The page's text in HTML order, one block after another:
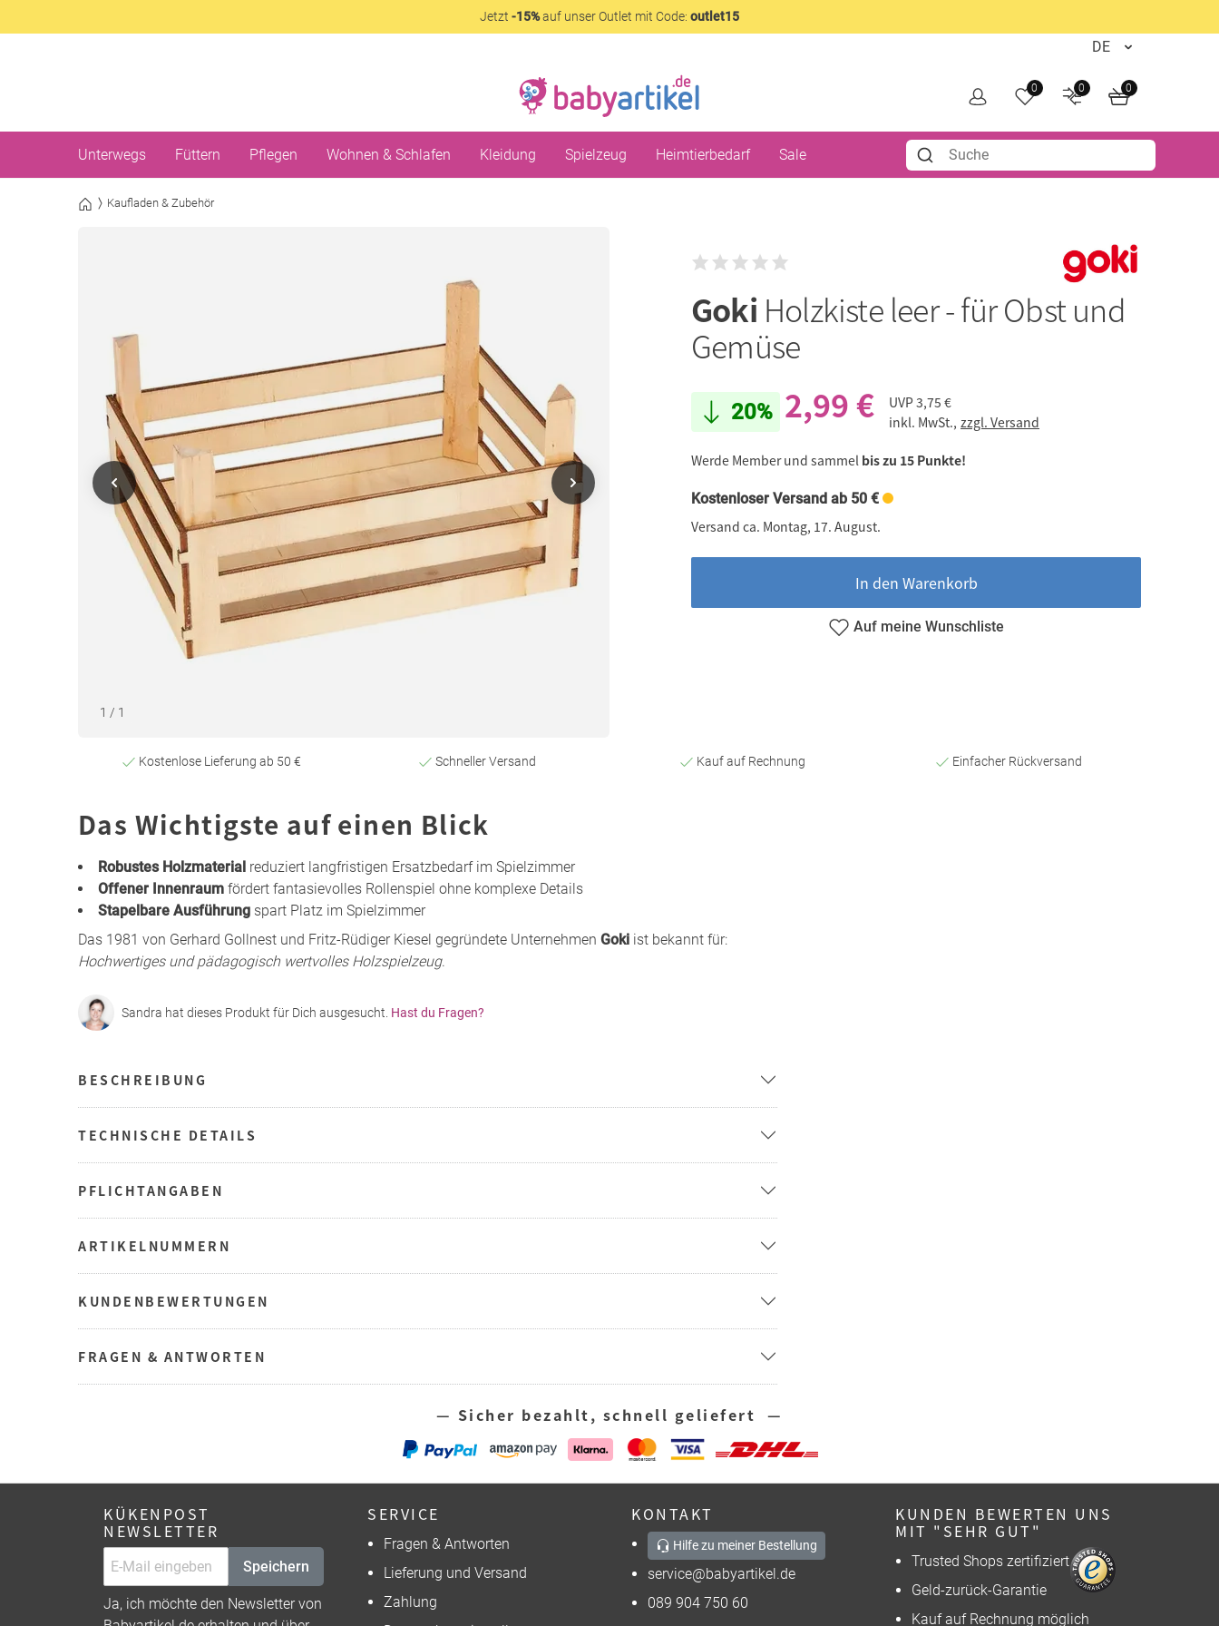
Jetzt -15%auf unser Outlet mit Code: outlet15
0 0 0
Unterwegs Füttern Pflegen Wohnen & Schlafen Kleidung Spielzeug Heimtierbedarf Sale
Kaufladen & Zubehör
1 / 1
Goki Holzkiste leer - für Obst und
Gemüse
20% 2,99 € UVP3,75 €
inkl. MwSt., zzgl. Versand
Werde Member und sammel bis zu 15 Punkte!
Kostenloser Versand ab 50 €
Versand ca. Montag, 17. August.
In den Warenkorb
Auf meine Wunschliste
Kostenlose Lieferung ab 50 € Schneller Versand Kauf auf Rechnung Einfacher Rückversand
Das Wichtigste auf einen Blick
Robustes Holzmaterial reduziert langfristigen Ersatzbedarf im Spielzimmer
Offener Innenraum fördert fantasievolles Rollenspiel ohne komplexe Details
Stapelbare Ausführung spart Platz im Spielzimmer
Das 1981 von Gerhard Gollnest und Fritz-Rüdiger Kiesel gegründete Unternehmen Goki ist bekannt für:
Hochwertiges und pädagogisch wertvolles Holzspielzeug.
Sandra hat dieses Produkt für Dich ausgesucht. Hast du Fragen?
BESCHREIBUNG
TECHNISCHE DETAILS
PFLICHTANGABEN
ARTIKELNUMMERN
KUNDENBEWERTUNGEN
FRAGEN & ANTWORTEN
— Sicher bezahlt, schnell geliefert —
KÜKENPOST
NEWSLETTER
Speichern
Ja, ich möchte den Newsletter von
SERVICE
Fragen & Antworten
Lieferung und Versand
Zahlung
KONTAKT
Hilfe zu meiner Bestellung
service@babyartikel.de
089 904 750 60
KUNDEN BEWERTEN UNS
MIT "SEHR GUT"
Trusted Shops zertifiziert
Geld-zurück-Garantie
Kauf auf Rechnung möglich